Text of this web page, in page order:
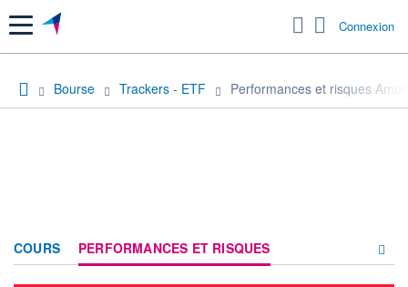
Menu Connexion
Bourse Trackers - ETF Performances et risques
COURS PERFORMANCES ET RISQUES